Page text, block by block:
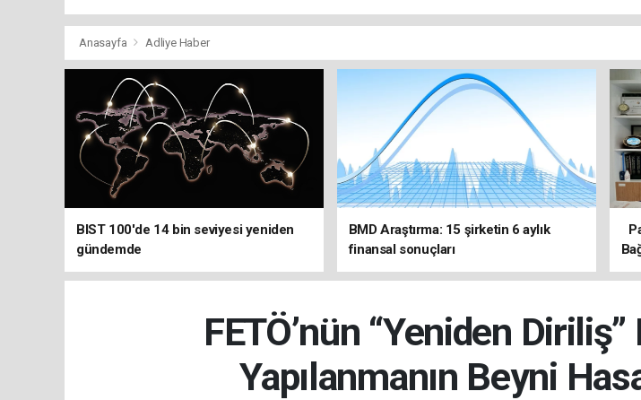
Anasayfa Adliye Haber
BIST 100'de 14 bin seviyesi yeniden
gündemde
BMD Araştırma: 15 şirketin 6 aylık
finansal sonuçları
FETÖ’nün “Yeniden
Yapılanmanın Beyni